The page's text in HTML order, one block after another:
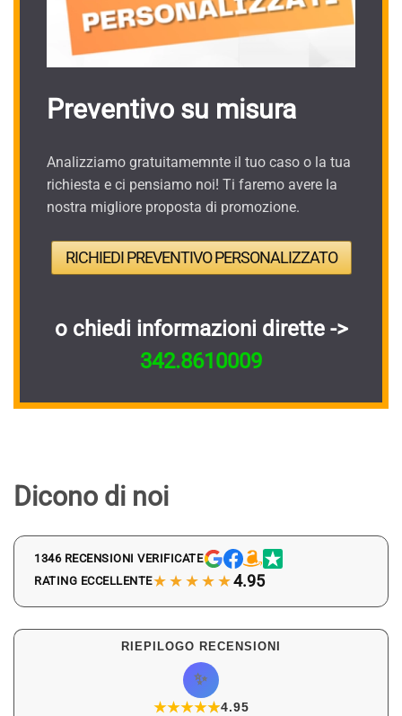
Preventivo su misura
Analizziamo gratuitamemnte il tuo caso o la tua
richiesta e ci pensiamo noi! Ti faremo avere la
nostra migliore proposta di promozione.
RICHIEDI PREVENTIVO PERSONALIZZATO
o chiedi informazioni dirette ->
342.8610009
Dicono di noi
1346 RECENSIONI VERIFICATE
RATING ECCELLENTE★★★★★4.95
RIEPILOGO RECENSIONI
✨
★★★★★
★4.95